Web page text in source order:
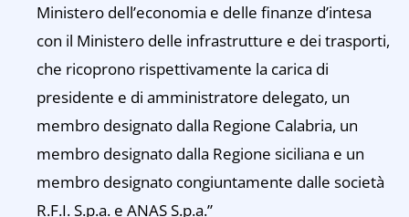
Ministero dell’economia e delle finanze d’intesa
con il Ministero delle infrastrutture e dei trasporti,
che ricoprono rispettivamente la carica di
presidente e di amministratore delegato, un
membro designato dalla Regione Calabria, un
membro designato dalla Regione siciliana e un
membro designato congiuntamente dalle società
R.F.I. S.p.a. e ANAS S.p.a.”